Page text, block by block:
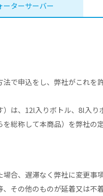
ーターサーバー
で申込をし、弊社がこれを
は、12l入りボトル、8l入り
総称して本商品）を弊社の
合、遅滞なく弊社に変更事
その他のものが延着又は不